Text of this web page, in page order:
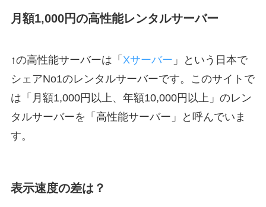
月額1,000円の高性能レンタルサーバー
↑の高性能サーバーは「 Xサーバー 」という日本で
シェアNo1のレンタルサーバーです。このサイトで
は「月額1,000円以上、年額10,000円以上」のレン
タルサーバーを「高性能サーバー」と呼んでいま
す。
表示速度の差は？